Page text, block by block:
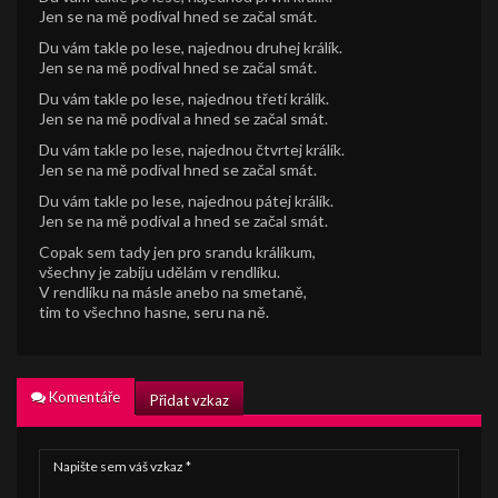
Jen se na mě podíval hned se začal smát.
Du vám takle po lese, najednou druhej králík.
Jen se na mě podíval hned se začal smát.
Du vám takle po lese, najednou třetí králík.
Jen se na mě podíval a hned se začal smát.
Du vám takle po lese, najednou čtvrtej králík.
Jen se na mě podíval hned se začal smát.
Du vám takle po lese, najednou pátej králík.
Jen se na mě podíval a hned se začal smát.
Copak sem tady jen pro srandu králíkum,
všechny je zabiju udělám v rendlíku.
V rendlíku na másle anebo na smetaně,
tim to všechno hasne, seru na ně.
Komentáře Přidat vzkaz